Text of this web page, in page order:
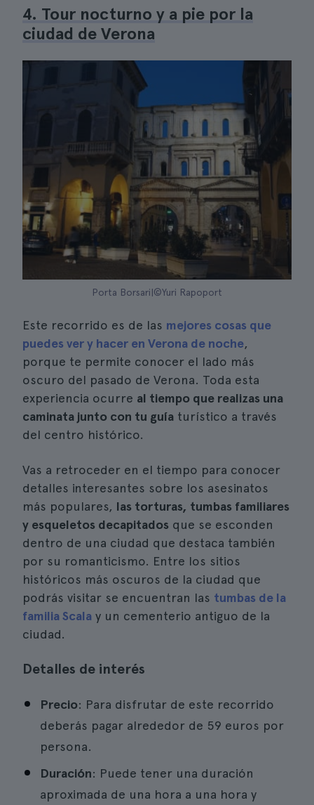
4. Tour nocturno y a pie por la
ciudad de Verona
Porta Borsari|©Yuri Rapoport
Este recorrido es de las mejores cosas que
puedes ver y hacer en Verona de noche,
porque te permite conocer el lado más
oscuro del pasado de Verona. Toda esta
experiencia ocurre al tiempo que realizas una
caminata junto con tu guía turístico a través
del centro histórico.
Vas a retroceder en el tiempo para conocer
detalles interesantes sobre los asesinatos
más populares, las torturas, tumbas familiares
y esqueletos decapitados que se esconden
dentro de una ciudad que destaca también
por su romanticismo. Entre los sitios
históricos más oscuros de la ciudad que
podrás visitar se encuentran las tumbas de la
familia Scala y un cementerio antiguo de la
ciudad.
Detalles de interés
Precio: Para disfrutar de este recorrido
deberás pagar alrededor de 59 euros por
persona.
Duración: Puede tener una duración
aproximada de una hora a una hora y